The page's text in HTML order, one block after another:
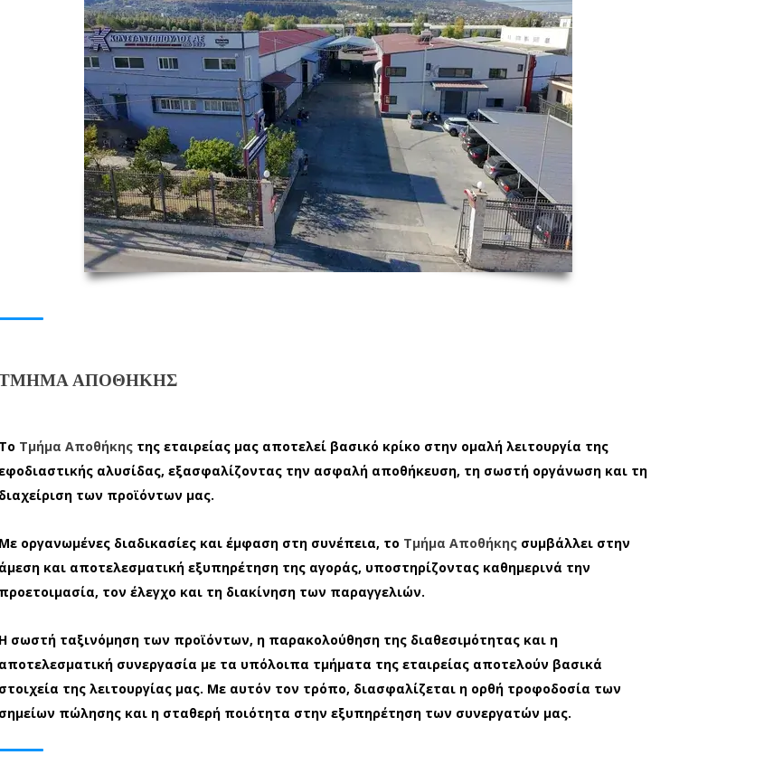
ΑΠΟΘΉΚΗΣ
Το Τμήμα Αποθήκης της εταιρείας μας αποτελεί βασικό κρίκο στην ομαλή λειτουργία της
αλυσίδας, εξασφαλίζοντας την ασφαλή αποθήκευση, τη σωστή οργάνωση και τη
διαχείριση των προϊόντων μας.
Με οργανωμένες διαδικασίες και έμφαση στη συνέπεια, το Τμήμα Αποθήκης συμβάλλει στην
άμεση και αποτελεσματική εξυπηρέτηση της αγοράς, υποστηρίζοντας καθημερινά την
προετοιμασία, τον έλεγχο και τη διακίνηση των παραγγελιών.
Η σωστή ταξινόμηση των προϊόντων, η παρακολούθηση της διαθεσιμότητας και η
αποτελεσματική συνεργασία με τα υπόλοιπα τμήματα της εταιρείας αποτελούν βασικά
στοιχεία της λειτουργίας μας. Με αυτόν τον τρόπο, διασφαλίζεται η ορθή τροφοδοσία των
σημείων πώλησης και η σταθερή ποιότητα στην εξυπηρέτηση των συνεργατών μας.